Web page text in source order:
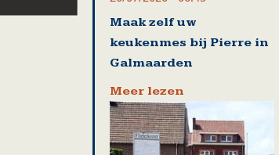
Maak zelf uw
keukenmes bij Pierre in
Galmaarden
Meer lezen